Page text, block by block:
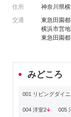
住所
神奈川県
交通
東急田園
横浜市営
東急田園
みどころ
001 リビングダイ
004 洋室2 005